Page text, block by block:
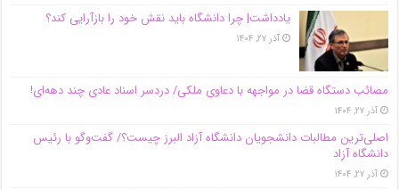
یادداشت| چرا دانشگاه باید نقش خود را بازآرایی کند؟
آذر ۲۷, ۱۴۰۴
مصائب دستگاه قضا در مواجهه با دعاوی ملکی/ دردسر اسناد عادی چند‌ دهه‌ای!
آذر ۲۷, ۱۴۰۴
اصلی‌ترین مطالبات دانشجویان دانشگاه آزاد البرز چیست؟/ گفت‌وگو با رئیس
دانشگاه آز‌اد
آذر ۲۷, ۱۴۰۴